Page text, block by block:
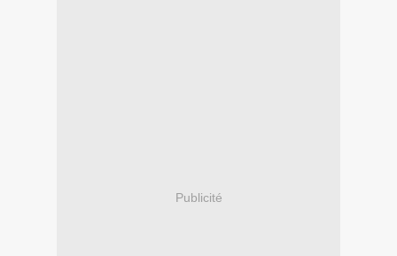
Publicité